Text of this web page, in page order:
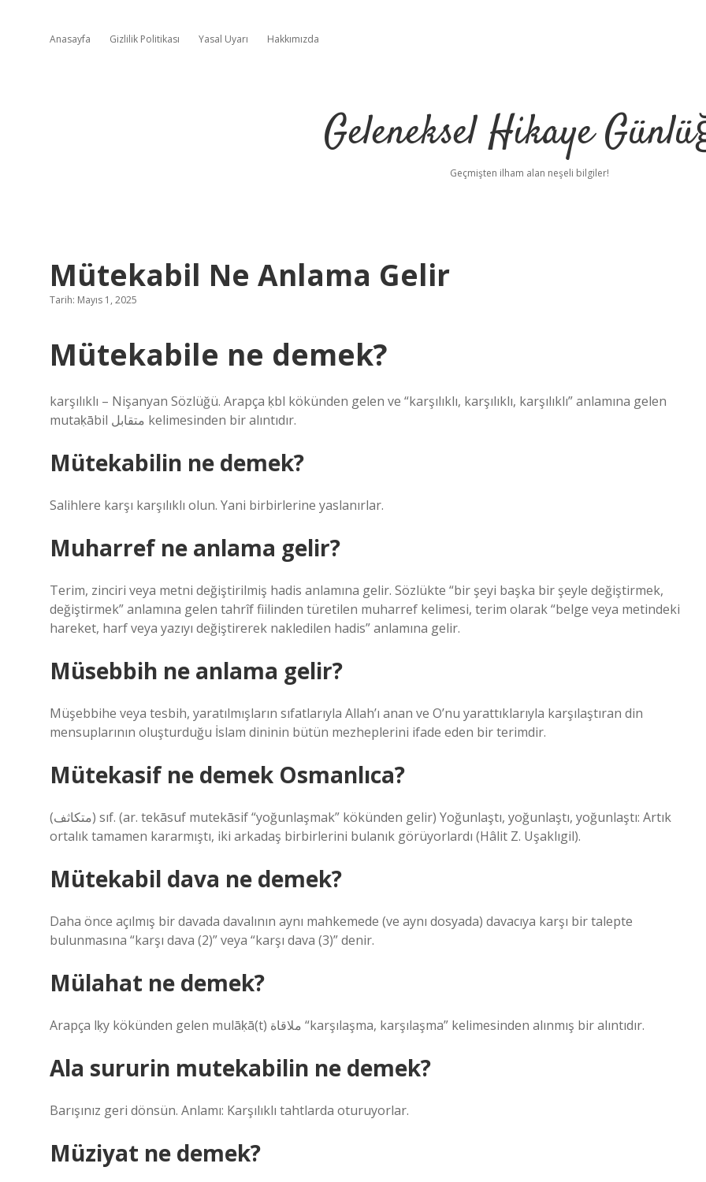
Anasayfa Gizlilik Politikası Yasal Uyarı Hakkımızda
Geleneksel Hikaye
Geçmişten ilham alan neşeli bilgiler!
Mütekabil Ne Anlama Gelir
Tarih: Mayıs 1, 2025
Mütekabile ne demek?
karşılıklı – Nişanyan Sözlüğü. Arapça ḳbl kökünden gelen ve “karşılıklı, karşılıklı, karşılıklı” anlamına gelen
mutaḳābil متقابل kelimesinden bir alıntıdır.
Mütekabilin ne demek?
Salihlere karşı karşılıklı olun. Yani birbirlerine yaslanırlar.
Muharref ne anlama gelir?
Terim, zinciri veya metni değiştirilmiş hadis anlamına gelir. Sözlükte “bir şeyi başka bir şeyle değiştirmek,
değiştirmek” anlamına gelen tahrîf fiilinden türetilen muharref kelimesi, terim olarak “belge veya metindeki
hareket, harf veya yazıyı değiştirerek nakledilen hadis” anlamına gelir.
Müsebbih ne anlama gelir?
Müşebbihe veya tesbih, yaratılmışların sıfatlarıyla Allah’ı anan ve O’nu yarattıklarıyla karşılaştıran din
mensuplarının oluşturduğu İslam dininin bütün mezheplerini ifade eden bir terimdir.
Mütekasif ne demek Osmanlıca?
(ﻣﺘﻜﺎﺛﻒ) sıf. (ar. tekāѕuf mutekāѕif “yoğunlaşmak” kökünden gelir) Yoğunlaştı, yoğunlaştı, yoğunlaştı: Artık
ortalık tamamen kararmıştı, iki arkadaş birbirlerini bulanık görüyorlardı (Hâlit Z. Uşaklıgil).
Mütekabil dava ne demek?
Daha önce açılmış bir davada davalının aynı mahkemede (ve aynı dosyada) davacıya karşı bir talepte
bulunmasına “karşı dava (2)” veya “karşı dava (3)” denir.
Mülahat ne demek?
Arapça lḳy kökünden gelen mulāḳā(t) ملاقاة “karşılaşma, karşılaşma” kelimesinden alınmış bir alıntıdır.
Ala sururin mutekabilin ne demek?
Barışınız geri dönsün. Anlamı: Karşılıklı tahtlarda oturuyorlar.
Müziyat ne demek?